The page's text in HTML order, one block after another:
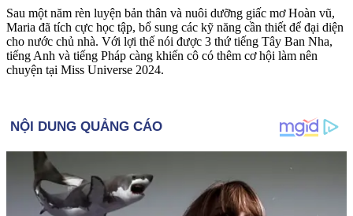
Sau một năm rèn luyện bản thân và nuôi dưỡng giấc mơ Hoàn vũ,
Maria đã tích cực học tập, bổ sung các kỹ năng cần thiết để đại diện
cho nước chủ nhà. Với lợi thế nói được 3 thứ tiếng Tây Ban Nha,
tiếng Anh và tiếng Pháp càng khiến cô có thêm cơ hội làm nên
chuyện tại Miss Universe 2024.